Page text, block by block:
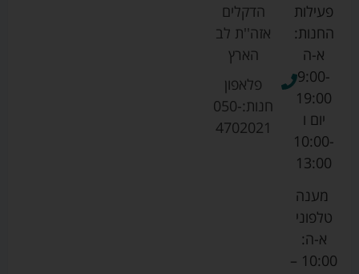
הדקלים
אזה''ת לב
הארץ
פלאפון
חנות:050-
4702021
פעילות
החנות:
א-ה
9:00-
19:00
יום ו
10:00-
13:00
מענה
טלפוני
א-ה:
10:00 –